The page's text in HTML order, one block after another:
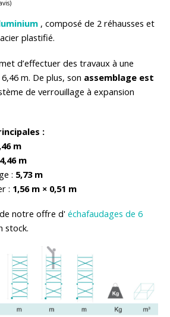
(1 avis)
, composé de 2 réhausses et
plastifié.
d’effectuer des travaux à une
m. De plus, son assemblage est
de verrouillage à expansion
:
m
4,46 m
: 5,73 m
: 1,56 m × 0,51 m
notre offre d' échafaudages de 6
stock.